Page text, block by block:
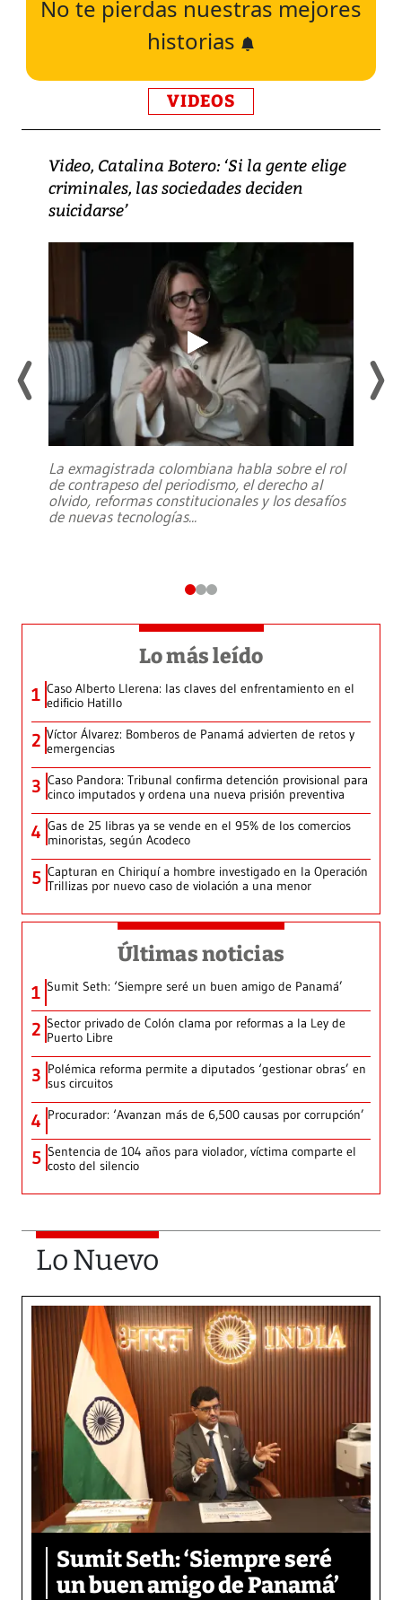
No te pierdas nuestras mejores
historias
VIDEOS
Video, Catalina Botero: ‘Si la gente elige
criminales, las sociedades deciden
suicidarse’
La exmagistrada colombiana habla sobre el rol
de contrapeso del periodismo, el derecho al
olvido, reformas constitucionales y los desafíos
de nuevas tecnologías...
Lo más leído
1 Caso Alberto Llerena: las claves del enfrentamiento en el
edificio Hatillo
2 Víctor Álvarez: Bomberos de Panamá advierten de retos y
emergencias
3 Caso Pandora: Tribunal confirma detención provisional para
cinco imputados y ordena una nueva prisión preventiva
4 Gas de 25 libras ya se vende en el 95% de los comercios
minoristas, según Acodeco
5 Capturan en Chiriquí a hombre investigado en la Operación
Trillizas por nuevo caso de violación a una menor
Últimas noticias
1 Sumit Seth: ‘Siempre seré un buen amigo de Panamá’
2 Sector privado de Colón clama por reformas a la Ley de
Puerto Libre
3 Polémica reforma permite a diputados ‘gestionar obras’ en
sus circuitos
4 Procurador: ‘Avanzan más de 6,500 causas por corrupción’
5 Sentencia de 104 años para violador, víctima comparte el
costo del silencio
Lo Nuevo
Sumit Seth: ‘Siempre seré
un buen amigo de Panamá’